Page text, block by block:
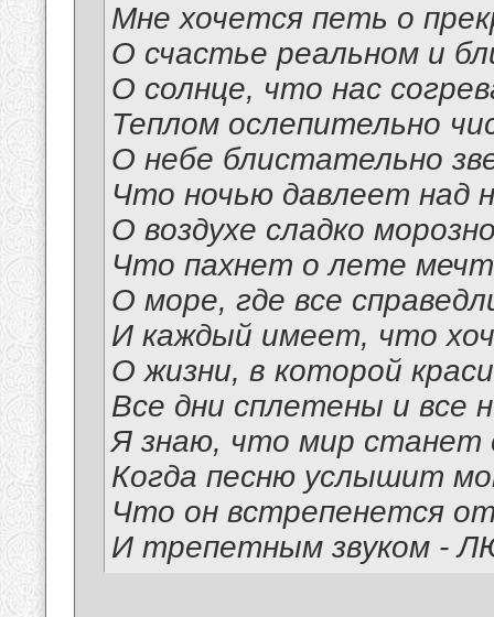
Мне хочется петь о
О счастье реальном и
О солнце, что нас
Теплом ослепительно
О небе блистательно
Что ночью давлеет над
О воздухе сладко
Что пахнет о лете
О море, где все
И каждый имеет, что
О жизни, в которой
Все дни сплетены и все
Я знаю, что мир станет
Когда песню услышит
Что он встрепенется
И трепетным звуком -